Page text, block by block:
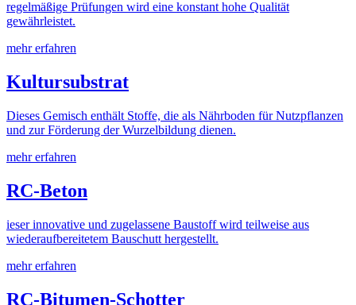
regelmäßige Prüfungen wird eine konstant hohe Qualität
gewährleistet.
mehr erfahren
Kultursubstrat
Dieses Gemisch enthält Stoffe, die als Nährboden für Nutzpflanzen
und zur Förderung der Wurzelbildung dienen.
mehr erfahren
RC-Beton
ieser innovative und zugelassene Baustoff wird teilweise aus
wiederaufbereitetem Bauschutt hergestellt.
mehr erfahren
RC-Bitumen-Schotter